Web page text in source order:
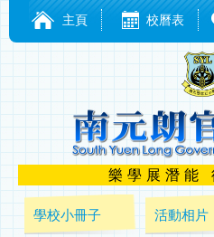
主頁 校曆表
樂學展潛能
學校小冊子 活動相片